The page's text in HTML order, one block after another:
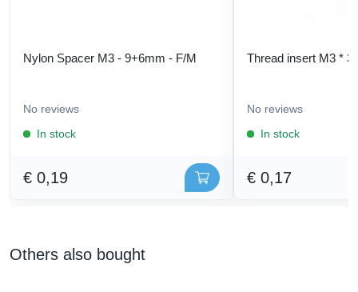
Nylon Spacer M3 - 9+6mm - F/M
No reviews
In stock
€ 0,19
Thread insert M3 * 3
No reviews
In stock
€ 0,17
Others also bought